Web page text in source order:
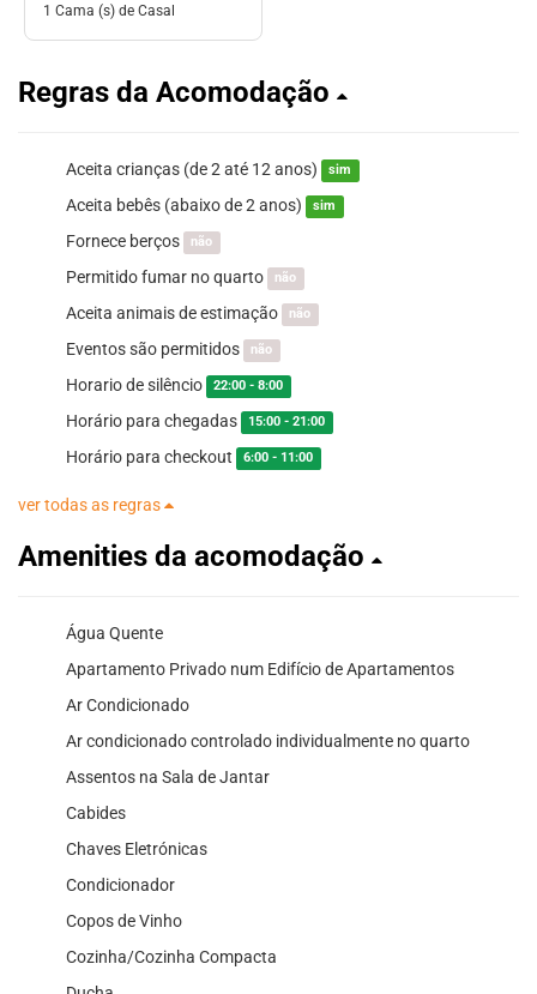
1 Cama (s) de Casal
Regras da Acomodação
Aceita crianças (de 2 até 12 anos) sim
Aceita bebês (abaixo de 2 anos) sim
Fornece berços não
Permitido fumar no quarto não
Aceita animais de estimação não
Eventos são permitidos não
Horario de silêncio 22:00 - 8:00
Horário para chegadas 15:00 - 21:00
Horário para checkout 6:00 - 11:00
ver todas as regras
Amenities da acomodação
Água Quente
Apartamento Privado num Edifício de Apartamentos
Ar Condicionado
Ar condicionado controlado individualmente no quarto
Assentos na Sala de Jantar
Cabides
Chaves Eletrónicas
Condicionador
Copos de Vinho
Cozinha/Cozinha Compacta